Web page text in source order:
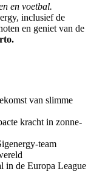
en voetbal.
inclusief de
en geniet van de
van slimme
kracht in zonne-
team
in de Europa League